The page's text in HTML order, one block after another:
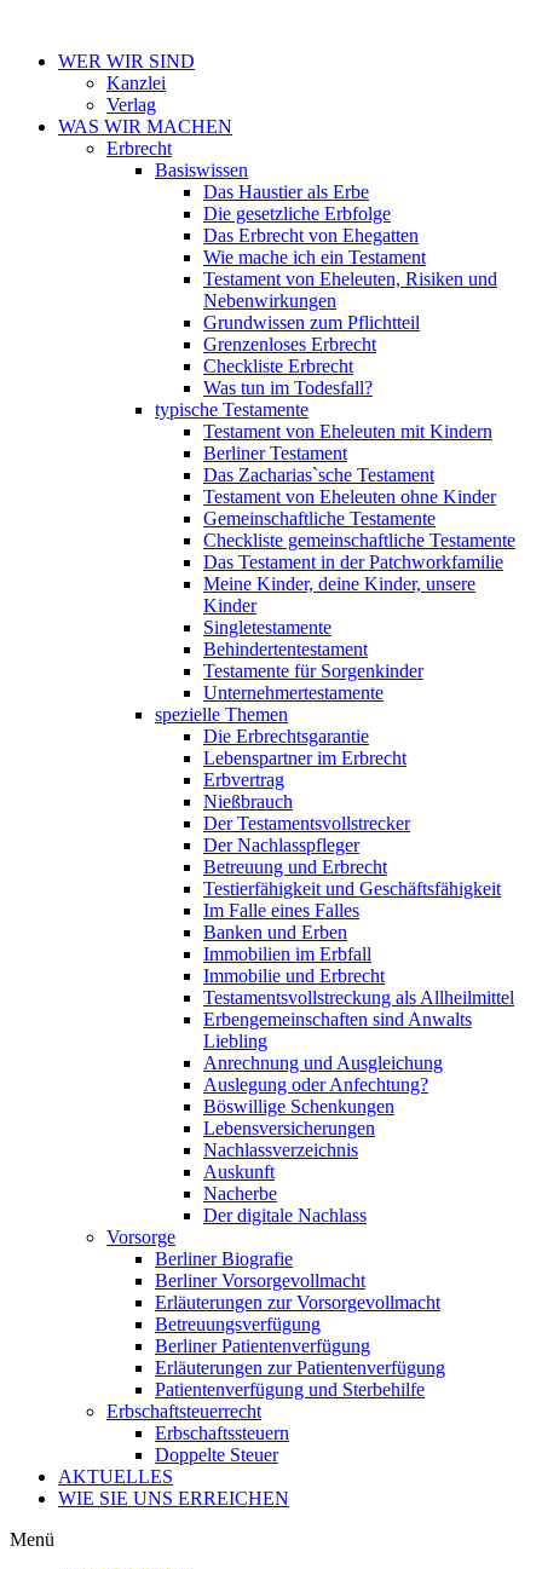
WER WIR SIND
Kanzlei
Verlag
WAS WIR MACHEN
Erbrecht
Basiswissen
Das Haustier als Erbe
Die gesetzliche Erbfolge
Das Erbrecht von Ehegatten
Wie mache ich ein Testament
Testament von Eheleuten, Risiken und
Nebenwirkungen
Grundwissen zum Pflichtteil
Grenzenloses Erbrecht
Checkliste Erbrecht
Was tun im Todesfall?
typische Testamente
Testament von Eheleuten mit Kindern
Berliner Testament
Das Zacharias`sche Testament
Testament von Eheleuten ohne Kinder
Gemeinschaftliche Testamente
Checkliste gemeinschaftliche Testamente
Das Testament in der Patchworkfamilie
Meine Kinder, deine Kinder, unsere
Kinder
Singletestamente
Behindertentestament
Testamente für Sorgenkinder
Unternehmertestamente
spezielle Themen
Die Erbrechtsgarantie
Lebenspartner im Erbrecht
Erbvertrag
Nießbrauch
Der Testamentsvollstrecker
Der Nachlasspfleger
Betreuung und Erbrecht
Testierfähigkeit und Geschäftsfähigkeit
Im Falle eines Falles
Banken und Erben
Immobilien im Erbfall
Immobilie und Erbrecht
Testamentsvollstreckung als Allheilmittel
Erbengemeinschaften sind Anwalts
Liebling
Anrechnung und Ausgleichung
Auslegung oder Anfechtung?
Böswillige Schenkungen
Lebensversicherungen
Nachlassverzeichnis
Auskunft
Nacherbe
Der digitale Nachlass
Vorsorge
Berliner Biografie
Berliner Vorsorgevollmacht
Erläuterungen zur Vorsorgevollmacht
Betreuungsverfügung
Berliner Patientenverfügung
Erläuterungen zur Patientenverfügung
Patientenverfügung und Sterbehilfe
Erbschaftsteuerrecht
Erbschaftssteuern
Doppelte Steuer
AKTUELLES
WIE SIE UNS ERREICHEN
Menü